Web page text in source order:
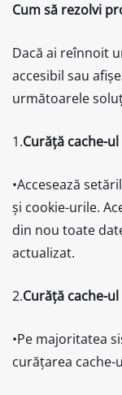
Cum să rezolvi
Dacă ai reînnoit
accesibil sau
următoarele
1.Curăță cache-
•Accesează
și cookie-urile.
din nou toate
actualizat.
2.Curăță cache-
•Pe majoritatea
curățarea cache-